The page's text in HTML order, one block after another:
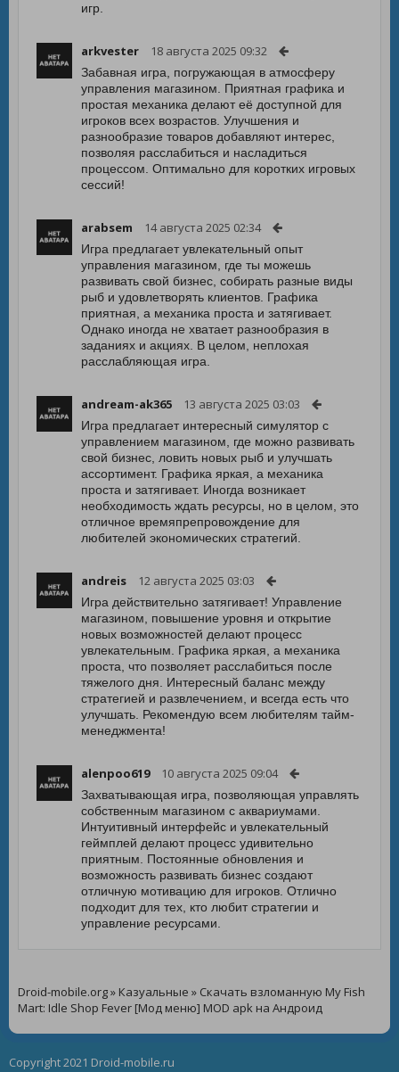
игр.
arkvester 18 августа 2025 09:32
Забавная игра, погружающая в атмосферу
управления магазином. Приятная графика и
простая механика делают её доступной для
игроков всех возрастов. Улучшения и
разнообразие товаров добавляют интерес,
позволяя расслабиться и насладиться
процессом. Оптимально для коротких игровых
сессий!
arabsem 14 августа 2025 02:34
Игра предлагает увлекательный опыт
управления магазином, где ты можешь
развивать свой бизнес, собирать разные виды
рыб и удовлетворять клиентов. Графика
приятная, а механика проста и затягивает.
Однако иногда не хватает разнообразия в
заданиях и акциях. В целом, неплохая
расслабляющая игра.
andream-ak365 13 августа 2025 03:03
Игра предлагает интересный симулятор с
управлением магазином, где можно развивать
свой бизнес, ловить новых рыб и улучшать
ассортимент. Графика яркая, а механика
проста и затягивает. Иногда возникает
необходимость ждать ресурсы, но в целом, это
отличное времяпрепровождение для
любителей экономических стратегий.
andreis 12 августа 2025 03:03
Игра действительно затягивает! Управление
магазином, повышение уровня и открытие
новых возможностей делают процесс
увлекательным. Графика яркая, а механика
проста, что позволяет расслабиться после
тяжелого дня. Интересный баланс между
стратегией и развлечением, и всегда есть что
улучшать. Рекомендую всем любителям тайм-
менеджмента!
alenpoo619 10 августа 2025 09:04
Захватывающая игра, позволяющая управлять
собственным магазином с аквариумами.
Интуитивный интерфейс и увлекательный
геймплей делают процесс удивительно
приятным. Постоянные обновления и
возможность развивать бизнес создают
отличную мотивацию для игроков. Отлично
подходит для тех, кто любит стратегии и
управление ресурсами.
Droid-mobile.org» Казуальные » Скачать взломанную My Fish
Mart: Idle Shop Fever [Мод меню] MOD apk на Андроид
Copyright 2021 Droid-mobile.ru